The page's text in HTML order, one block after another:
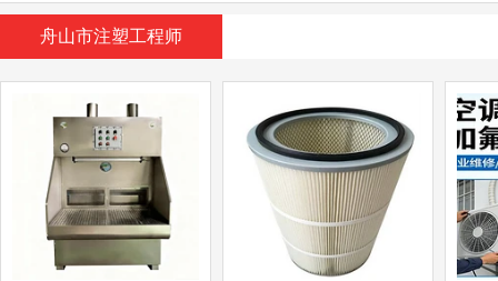
舟山市注塑工程师